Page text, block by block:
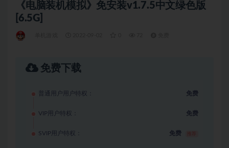
《电脑装机模拟》免安装v1.7.5中文绿色版
[6.5G]
免费下载
普通用户用户特权： 免费
VIP用户特权： 免费
SVIP用户特权： 免费